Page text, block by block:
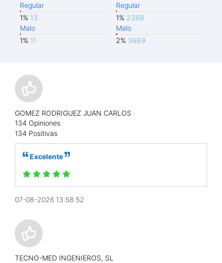
Regular
1% 13
Malo
1% 11
Regular
1% 2388
Malo
2% 3669
GOMEZ RODRIGUEZ JUAN CARLOS
134 Opiniones
134 Positivas
Excelente
07-08-2026 13:58:52
TECNO-MED INGENIEROS, SL